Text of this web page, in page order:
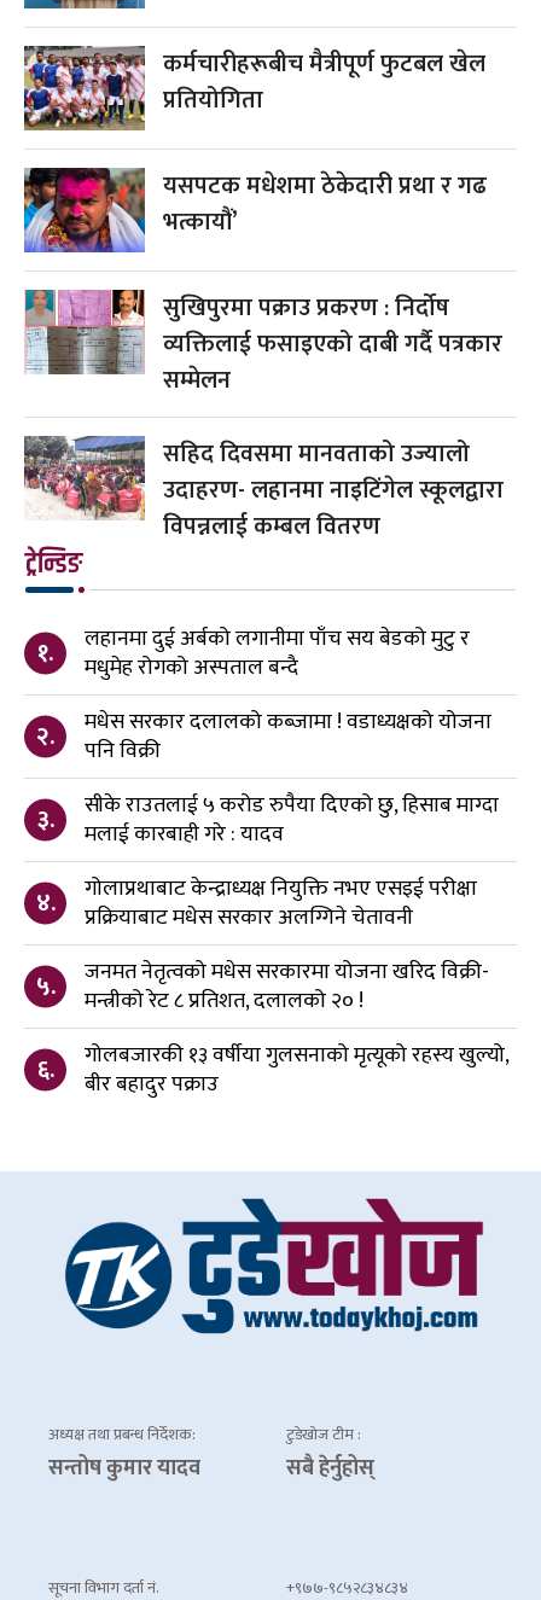
कर्मचारीहरूबीच मैत्रीपूर्ण फुटबल खेल
प्रतियोगिता
यसपटक मधेशमा ठेकेदारी प्रथा र गढ
भत्कायौं’
सुखिपुरमा पक्राउ प्रकरण : निर्दोष
व्यक्तिलाई फसाइएको दाबी गर्दै पत्रकार
सम्मेलन
सहिद दिवसमा मानवताको उज्यालो
उदाहरण- लहानमा नाइटिंगेल स्कूलद्वारा
विपन्नलाई कम्बल वितरण
ट्रेन्डिङ
१.
लहानमा दुई अर्बको लगानीमा पाँच सय बेडको मुटु र
मधुमेह रोगको अस्पताल बन्दै
२.
मधेस सरकार दलालको कब्जामा ! वडाध्यक्षको योजना
पनि विक्री
३.
सीके राउतलाई ५ करोड रुपैया दिएको छु, हिसाब माग्दा
मलाई कारबाही गरे : यादव
४.
गोलाप्रथाबाट केन्द्राध्यक्ष नियुक्ति नभए एसइई परीक्षा
प्रक्रियाबाट मधेस सरकार अलग्गिने चेतावनी
५.
जनमत नेतृत्वको मधेस सरकारमा योजना खरिद विक्री-
मन्त्रीको रेट ८ प्रतिशत, दलालको २० !
६.
गोलबजारकी १३ वर्षीया गुलसनाको मृत्यूको रहस्य खुल्यो,
बीर बहादुर पक्राउ
अध्यक्ष तथा प्रबन्ध निर्देशक:
सन्तोष कुमार यादव
टुडेखोज टीम :
सबै हेर्नुहोस्
सूचना विभाग दर्ता नं. +९७७-९८५२८३४८३४